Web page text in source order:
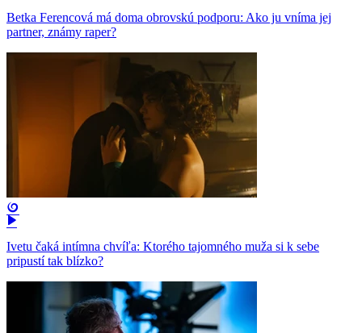
Betka Ferencová má doma obrovskú podporu: Ako ju vníma jej
partner, známy raper?
Ivetu čaká intímna chvíľa: Ktorého tajomného muža si k sebe
pripustí tak blízko?